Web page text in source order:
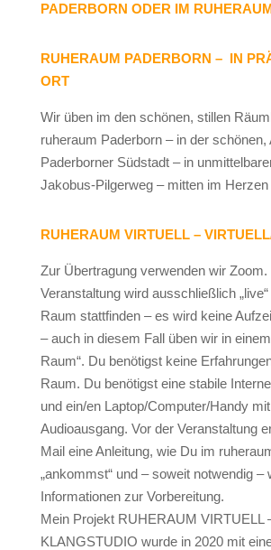
PADERBORN ODER IM
RUHERAUM PADERBORN – IN
ORT
Wir üben im den schönen, stillen
ruheraum Paderborn – in der schönen,
Paderborner Südstadt – in
Jakobus-Pilgerweg – mitten im
RUHERAUM VIRTUELL –
Zur Übertragung verwenden wir Zoom.
Veranstaltung wird ausschließlich
Raum stattfinden – es wird keine
– auch in diesem Fall üben wir in
Raum“. Du benötigst keine
Raum. Du benötigst eine stabile
und ein/en Laptop/Computer/Handy
Audioausgang. Vor der Veranstaltung
Mail eine Anleitung, wie Du im
„ankommst“ und – soweit notwendig –
Informationen zur Vorbereitung.
Mein Projekt RUHERAUM VIRTUELL
KLANGSTUDIO wurde in 2020 mit